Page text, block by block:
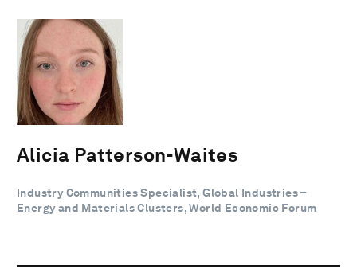
Alicia Patterson-Waites
Industry Communities Specialist, Global Industries –
Energy and Materials Clusters, World Economic Forum